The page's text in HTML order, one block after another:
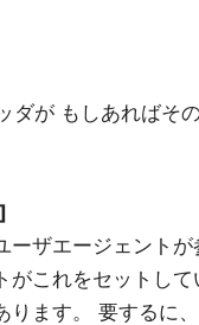
が もしあればその
ーザエージェント
これをセットし
ます。 要するに